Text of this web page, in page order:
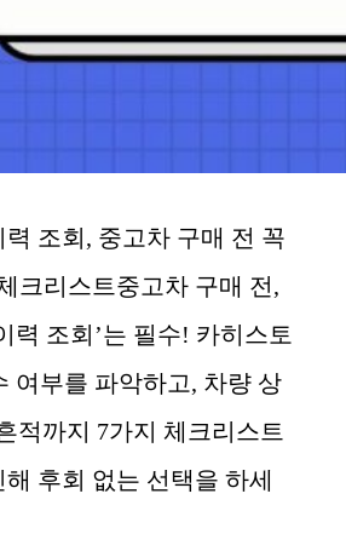
조회, 중고차 구매 전 꼭
크리스트중고차 구매 전,
력 조회’는 필수! 카히스토
여부를 파악하고, 차량 상
적까지 7가지 체크리스트
후회 없는 선택을 하세